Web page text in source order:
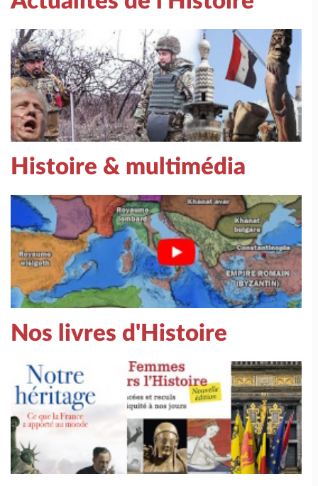
Histoire & multimédia
Nos livres d'Histoire